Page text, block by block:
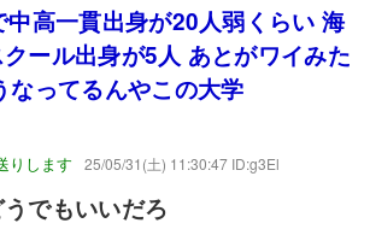
高一貫出身が20人弱くらい 海
ール出身が5人 あとがワイみた
なってるんやこの大学
りします 25/05/31(土) 11:30:47 ID:g3El
でもいいだろ